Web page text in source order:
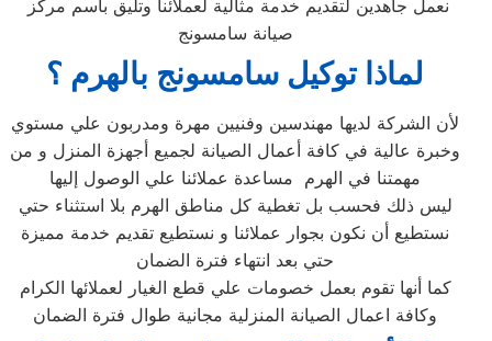
صيانة سامسونج
لماذا توكيل سامسونج بالهرم ؟
لأن الشركة لديها مهندسين وفنيين مهرة ومدربون علي مستوي
وخبرة عالية في كافة أعمال الصيانة لجميع أجهزة المنزل و من
مهمتنا في الهرم مساعدة عملائنا علي الوصول إليها
ليس ذلك فحسب بل تغطية كل مناطق الهرم بلا استثناء حتي
نستطيع أن نكون بجوار عملائنا و نستطيع تقديم خدمة مميزة
حتي بعد انتهاء فترة الضمان
كما أنها تقوم بعمل خصومات علي قطع الغيار لعملائها الكرام
وكافة اعمال الصيانة المنزلية مجانية طوال فترة الضمان